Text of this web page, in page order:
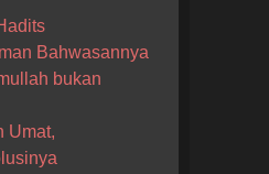
Bahwasannya
bukan
Umat,